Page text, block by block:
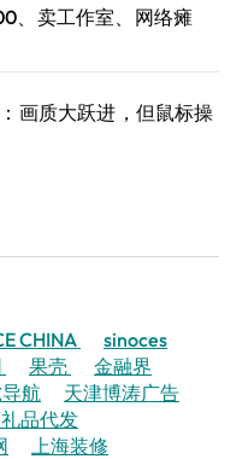
、卖工作室、网络瘫
画质大跃进，但鼠标操
CHINA
sinoces
果壳
金融界
航
天津博涛广告
品代发
上海装修